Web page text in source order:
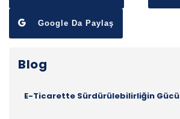
Google Da Paylaş
Blog
E-Ticarette Sürdürülebilirliğin Gücü